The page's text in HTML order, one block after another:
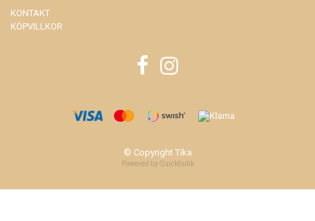
KONTAKT
KÖPVILLKOR
© Copyright Tika
Powered by Quickbutik